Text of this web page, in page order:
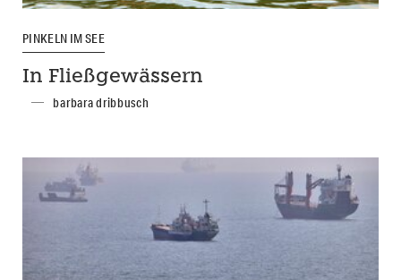
PINKELN IM SEE
In Fließgewässern
barbara dribbusch